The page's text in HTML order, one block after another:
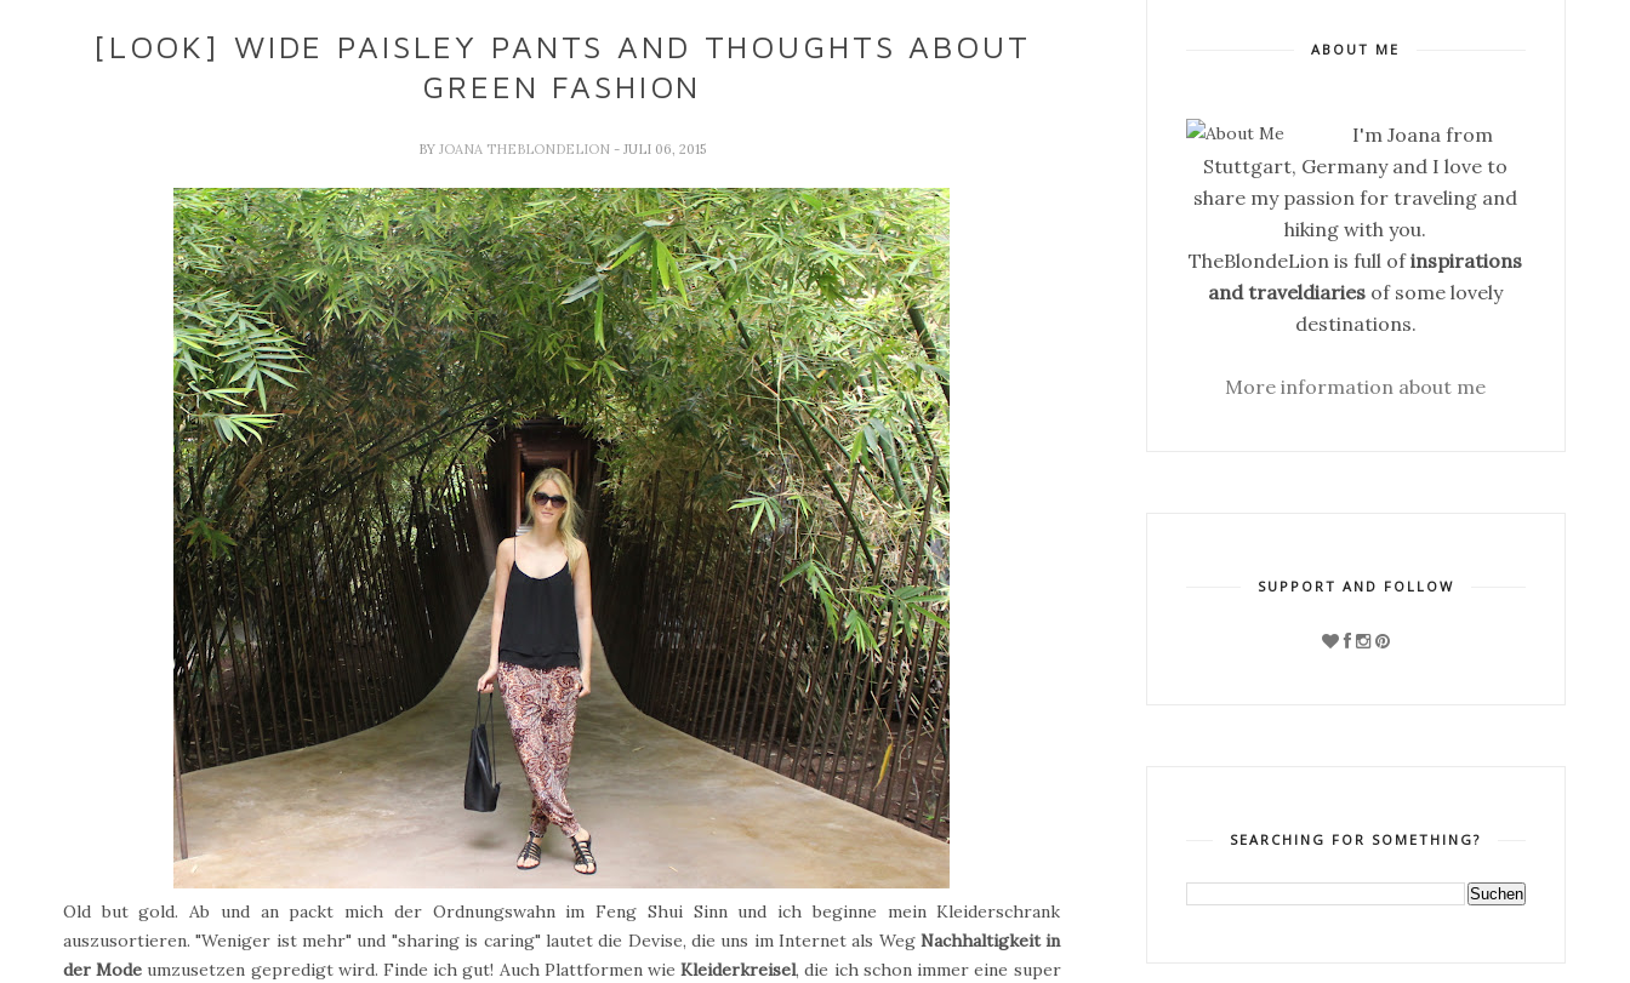
[LOOK] WIDE PAISLEY PANTS AND THOUGHTS ABOUT
GREEN FASHION
BY JOANA THEBLONDELION - JULI 06, 2015
Old but gold. Ab und an packt mich der Ordnungswahn im Feng Shui Sinn und ich beginne mein Kleiderschrank
auszusortieren. "Weniger ist mehr" und "sharing is caring" lautet die Devise, die uns im Internet als WegNachhaltigkeit in
der Mode umzusetzen gepredigt wird. Finde ich gut! Auch Plattformen wieKleiderkreisel, die ich schon immer eine super
ABOUT ME
I'm Joana from
Stuttgart, Germany and I love to
share my passion for traveling and
hiking with you.
TheBlondeLion is full ofinspirations
and traveldiaries of some lovely
destinations.
More information about me
SUPPORT AND FOLLOW
SEARCHING FOR SOMETHING?